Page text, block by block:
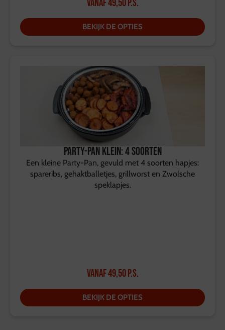
Vanaf49,50p.s.
BEKIJK DE OPTIES
Party-Pan Klein: 4 soorten
Een kleine Party-Pan, gevuld met 4 soorten hapjes:
spareribs, gehaktballetjes, grillworst en Zwolsche
speklapjes.
Vanaf49,50p.s.
BEKIJK DE OPTIES